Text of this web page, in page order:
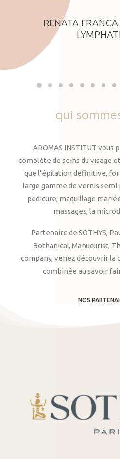
RENATA
qui
AROMAS INSTITUT vous
complète de soins du visage
que l’épilation définitive,
large gamme de vernis
pédicure, maquillage
massages, la
Partenaire de SOTHYS,
Bothanical, Manucurist,
company, venez découvrir la
combinée au savoir
NOS